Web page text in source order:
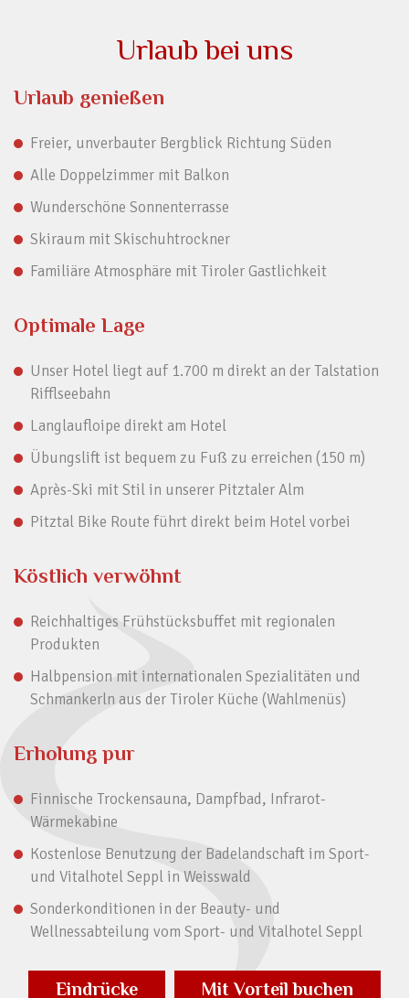
Urlaub bei uns
Urlaub genießen
Freier, unverbauter Bergblick Richtung Süden
Alle Doppelzimmer mit Balkon
Wunderschöne Sonnenterrasse
Skiraum mit Skischuhtrockner
Familiäre Atmosphäre mit Tiroler Gastlichkeit
Optimale Lage
Unser Hotel liegt auf 1.700 m direkt an der Talstation
Rifflseebahn
Langlaufloipe direkt am Hotel
Übungslift ist bequem zu Fuß zu erreichen (150 m)
Après-Ski mit Stil in unserer Pitztaler Alm
Pitztal Bike Route führt direkt beim Hotel vorbei
Köstlich verwöhnt
Reichhaltiges Frühstücksbuffet mit regionalen
Produkten
Halbpension mit internationalen Spezialitäten und
Schmankerln aus der Tiroler Küche (Wahlmenüs)
Erholung pur
Finnische Trockensauna, Dampfbad, Infrarot-
Wärmekabine
Kostenlose Benutzung der Badelandschaft im Sport-
und Vitalhotel Seppl in Weisswald
Sonderkonditionen in der Beauty- und
Wellnessabteilung vom Sport- und Vitalhotel Seppl
Eindrücke Mit Vorteil buchen